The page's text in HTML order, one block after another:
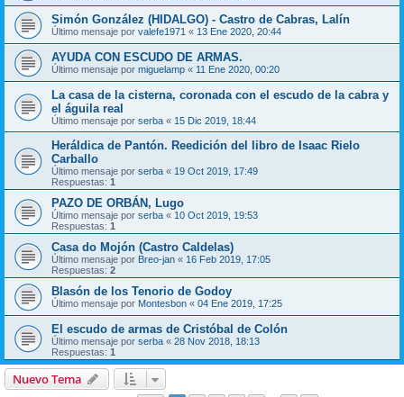
Simón González (HIDALGO) - Castro de Cabras, Lalín
Último mensaje por valefe1971 « 13 Ene 2020, 20:44
AYUDA CON ESCUDO DE ARMAS.
Último mensaje por miguelamp « 11 Ene 2020, 00:20
La casa de la cisterna, coronada con el escudo de la cabra y
el águila real
Último mensaje por serba « 15 Dic 2019, 18:44
Heráldica de Pantón. Reedición del libro de Isaac Rielo
Carballo
Último mensaje por serba « 19 Oct 2019, 17:49
Respuestas: 1
PAZO DE ORBÁN, Lugo
Último mensaje por serba « 10 Oct 2019, 19:53
Respuestas: 1
Casa do Mojón (Castro Caldelas)
Último mensaje por Breo-jan « 16 Feb 2019, 17:05
Respuestas: 2
Blasón de los Tenorio de Godoy
Último mensaje por Montesbon « 04 Ene 2019, 17:25
El escudo de armas de Cristóbal de Colón
Último mensaje por serba « 28 Nov 2018, 18:13
Respuestas: 1
Nuevo Tema